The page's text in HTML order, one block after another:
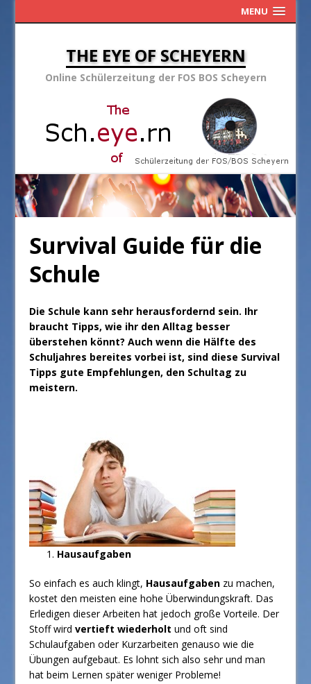
MENU
THE EYE OF SCHEYERN
Online Schülerzeitung der FOS BOS Scheyern
Survival Guide für die
Schule
Die Schule kann sehr herausfordernd sein. Ihr
braucht Tipps, wie ihr den Alltag besser
überstehen könnt? Auch wenn die Hälfte des
Schuljahres bereites vorbei ist, sind diese Survival
Tipps gute Empfehlungen, den Schultag zu
meistern.
Hausaufgaben
So einfach es auch klingt, Hausaufgaben zu machen,
kostet den meisten eine hohe Überwindungskraft. Das
Erledigen dieser Arbeiten hat jedoch große Vorteile. Der
Stoff wirdvertieft wiederholtund oft sind
Schulaufgaben oder Kurzarbeiten genauso wie die
Übungen aufgebaut. Es lohnt sich also sehr und man
hat beim Lernen später weniger Probleme!